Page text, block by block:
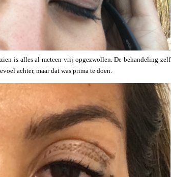
is alles al meteen vrij opgezwollen. De behandeling zelf
achter, maar dat was prima te doen.